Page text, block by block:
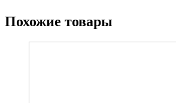
Похожие товары